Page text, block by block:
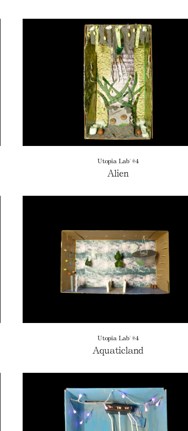
Utopia Lab' #4
Alien
Utopia Lab' #4
Aquaticland